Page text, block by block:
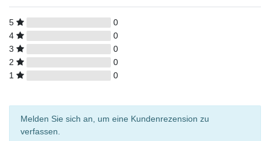
5
0
4
0
3
0
2
0
1
0
Melden Sie sich an, um eine Kundenrezension zu
verfassen.